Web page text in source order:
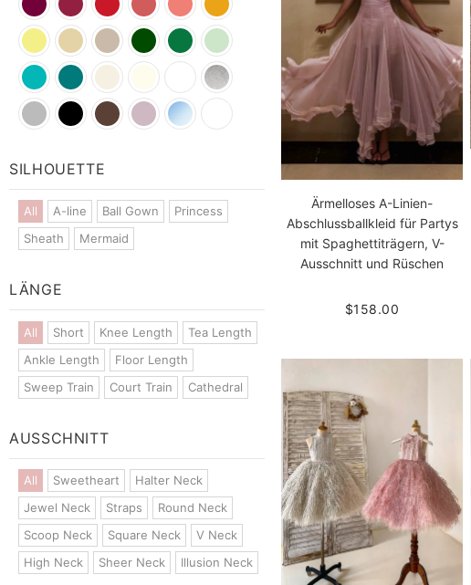
SILHOUETTE
All A-line Ball Gown
Princess
Sheath
Mermaid
LÄNGE
All Short Knee Length
Tea Length
Ankle Length
Floor Length
Sweep Train
Court Train Cathedral
AUSSCHNITT
All Sweetheart
Halter Neck
Jewel Neck
Straps
Round Neck
Scoop Neck
Square Neck
V Neck
High Neck
Sheer Neck Illusion Neck
Ärmelloses A-Linien-
Abschlussballkleid für Partys
mit Spaghettiträgern, V-
Ausschnitt und Rüschen
$158.00